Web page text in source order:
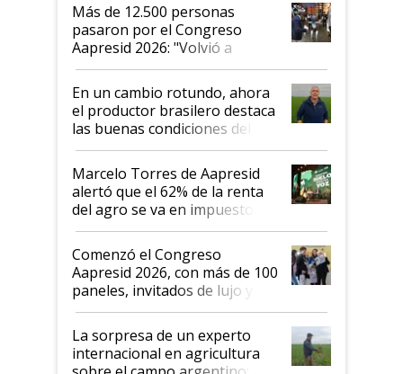
Más de 12.500 personas
pasaron por el Congreso
Aapresid 2026: "Volvió a
demostrar que hablar del
suelo es hablar de todo el
sistema productivo"
En un cambio rotundo, ahora
el productor brasilero destaca
las buenas condiciones del
agro argentino para invertir:
"Los veo más motivados"
Marcelo Torres de Aapresid
alertó que el 62% de la renta
del agro se va en impuestos:
"No es bueno que en
Argentina se sigan discutiendo
las mismas cosas de hace 50
años"
Comenzó el Congreso
Aapresid 2026, con más de 100
paneles, invitados de lujo y
todas las tendencias
La sorpresa de un experto
internacional en agricultura